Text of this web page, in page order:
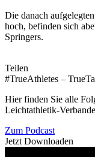
Die danach
hoch, befinden sich
Springers.
Teilen
#TrueAthletes –
Hier finden Sie alle
Leichtathletik-
Zum Podcast
Jetzt Downloaden